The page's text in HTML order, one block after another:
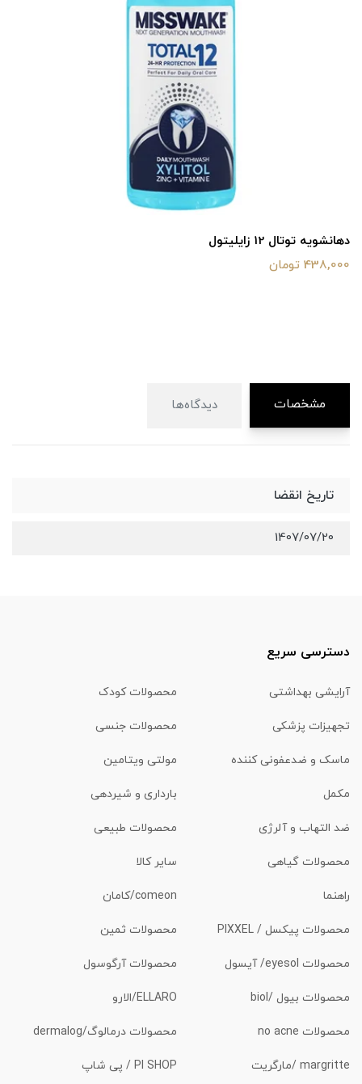
دهانشویه توتال 12 زایلیتول
438,000 تومان
مشخصات دیدگاه‌ها
تاریخ انقضا
1407/07/20
دسترسی سریع
آرایشی بهداشتی محصولات کودک
تجهیزات پزشکی محصولات جنسی
ماسک و ضدعفونی کننده مولتی ویتامین
مکمل بارداری و شیردهی
ضد التهاب و آلرژی محصولات طبیعی
محصولات گیاهی سایر کالا
راهنما comeon/کامان
محصولات پیکسل / PIXXEL محصولات ثمین
محصولات eyesol/ آیسول محصولات آرگوسول
محصولات بیول /biol ELLARO/الارو
محصولات no acne محصولات درمالوگ/dermalog
margritte /مارگریت PI SHOP / پی شاپ